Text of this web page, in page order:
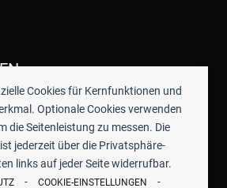
Cookies für Kernfunktionen und
Optionale Cookies verwenden
die Seitenleistung zu messen. Die
jederzeit über die Privatsphäre-
links auf jeder Seite widerrufbar.
- COOKIE-EINSTELLUNGEN -